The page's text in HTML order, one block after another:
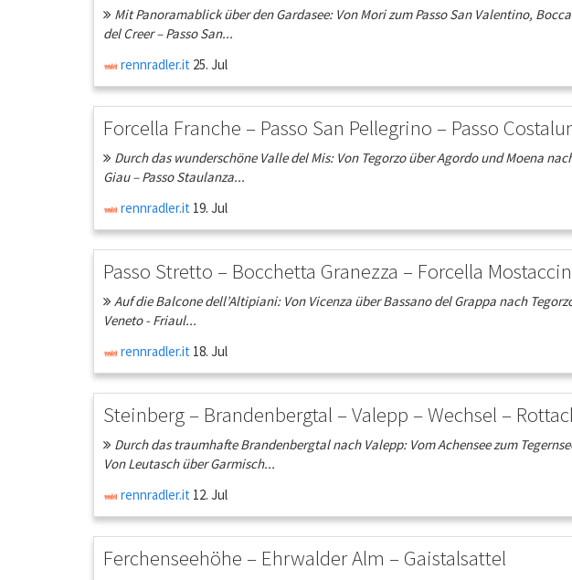
Mit Panoramablick über den Gardasee: Von Mori zum Passo San Valentino,
del Creer – Passo San...
rennradler.it 25. Jul
Forcella Franche – Passo San Pellegrino – Passo
Durch das wunderschöne Valle del Mis: Von Tegorzo über Agordo und Moena
Giau – Passo Staulanza...
rennradler.it 19. Jul
Passo Stretto – Bocchetta Granezza – Forcella Mostaccin
Auf die Balcone dell’Altipiani: Von Vicenza über Bassano del Grappa nach
Veneto - Friaul...
rennradler.it 18. Jul
Steinberg – Brandenbergtal – Valepp – Wechsel –
Durch das traumhafte Brandenbergtal nach Valepp: Vom Achensee zum
Von Leutasch über Garmisch...
rennradler.it 12. Jul
Ferchenseehöhe – Ehrwalder Alm – Gaistalsattel